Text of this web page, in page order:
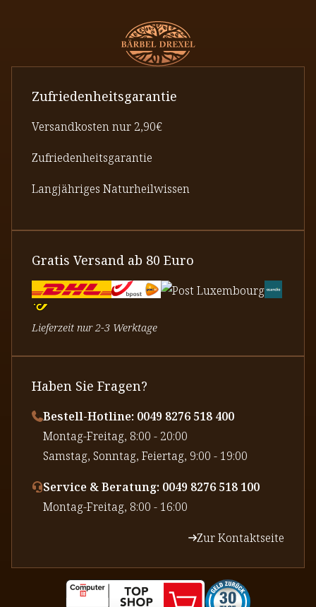
Zufriedenheitsgarantie
Versandkosten nur 2,90€
Zufriedenheitsgarantie
Langjähriges Naturheilwissen
Gratis Versand ab 80 Euro
Lieferzeit nur 2-3 Werktage
Haben Sie Fragen?
Bestell-Hotline: 0049 8276 518 400
⁠Montag-Freitag, 8:00 - 20:00
⁠Samstag, Sonntag, Feiertag, 9:00 - 19:00
Service & Beratung: 0049 8276 518 100
⁠Montag-Freitag, 8:00 - 16:00
Zur Kontaktseite